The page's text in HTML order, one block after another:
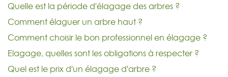
Quelle est la période d'élagage des arbres ?
Comment élaguer un arbre haut ?
Comment choisir le bon professionnel en élagage ?
Elagage, quelles sont les obligations à respecter ?
Quel est le prix d'un élagage d'arbre ?